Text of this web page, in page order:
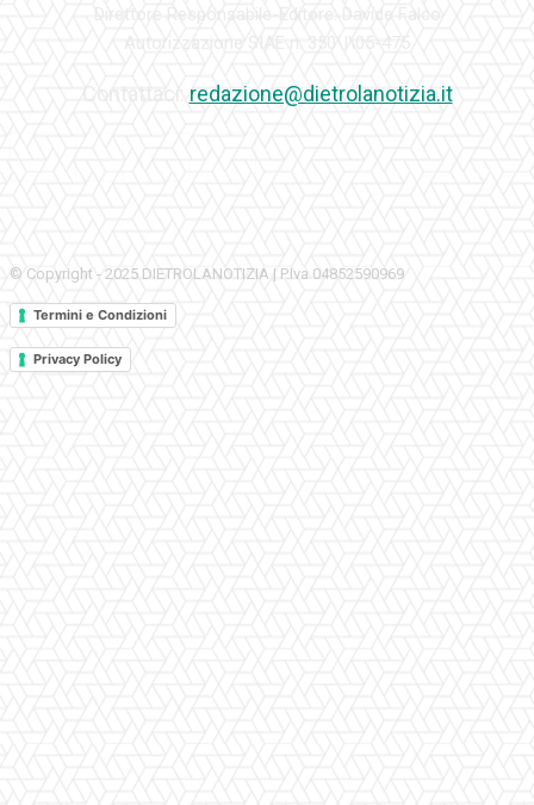
redazione@dietrolanotizia.it
© Copyright - 2025 DIETROLANOTIZIA | P.Iva 04852590969
Termini e Condizioni
Privacy Policy